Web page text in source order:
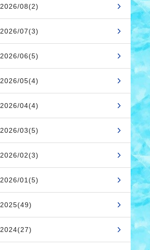
2026/08(2)
2026/07(3)
2026/06(5)
2026/05(4)
2026/04(4)
2026/03(5)
2026/02(3)
2026/01(5)
2025(49)
2024(27)